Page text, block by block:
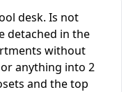
desk. Is not
detached in the
without
anything into 2
and the top